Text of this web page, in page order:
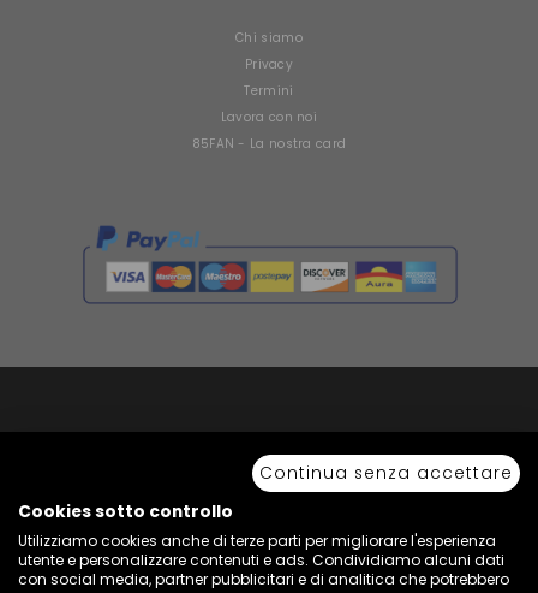
Chi siamo
Privacy
Termini
Lavora con noi
85FAN - La nostra card
anche parziale.
Via Piave Km 68,600 • 04100 Latina, Italia | P.IVA 01222400598 • N° REA LT -
77855
Continua senza accettare
Cookies sotto controllo
Utilizziamo cookies anche di terze parti per migliorare l'esperienza
utente e personalizzare contenuti e ads. Condividiamo alcuni dati
con social media, partner pubblicitari e di analitica che potrebbero